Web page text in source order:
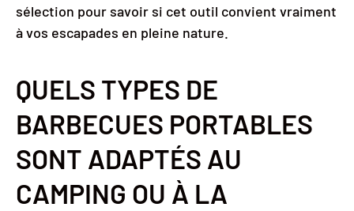
sélection pour savoir si cet outil convient vraiment
à vos escapades en pleine nature.
QUELS TYPES DE
BARBECUES PORTABLES
SONT ADAPTÉS AU
CAMPING OU À LA